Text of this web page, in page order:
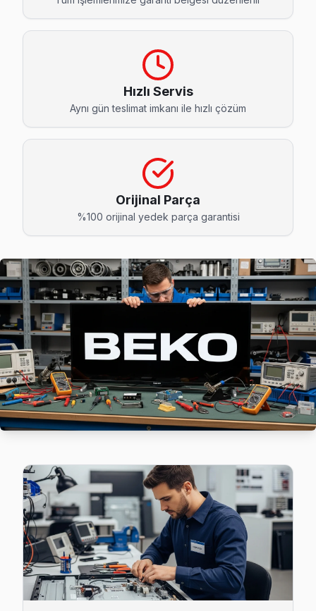
Bahçeşehir 2. Kısım Beko Servis
Bahçeşehir 2. Kısım Beko Anakart Tamiri →
Başak Beko Servis
Başakşehir'da Başak bölgesi dahil tüm hizmet
Başakşehir Beko Servis
Başakşehir mahallesi Beko TV servis hattımız günlük
Başakşehir Beko Açılmıyor Arıza →
Güvercintepe Beko Servis
Güvercintepe mahallesi Beko TV teknisyeniniz ortalama
Beko Servis Merkezi →
Kayabaşı Beko Servis
Beko TV'de T-Con kart arızası Kayabaşı mahallesinde
Beko Servis Merkezi →
Kayaşehir Beko Servis
Kayaşehir mahallesi Beko TV servis hattımız günlük
Kayaşehir Beko Anakart Tamiri →
Şahintepe sakinleri için Beko TV tamir hizmetimiz: teşhis
Başakşehir TV Servis Merkezi →
Şamlar Beko Servis
Başakşehir'da Şamlar bölgesi dahil tüm hizmet
Şamlar Beko Açılmıyor Arıza →
Hızlı Servis
Aynı gün teslimat imkanı ile hızlı çözüm
Orijinal Parça
%100 orijinal yedek parça garantisi